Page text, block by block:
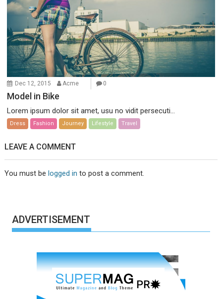
Dec 12, 2015 Acme 0
Model in Bike
Lorem ipsum dolor sit amet, usu no vidit persecuti...
Dress Fashion Journey Lifestyle Travel
LEAVE A COMMENT
You must belogged in to post a comment.
ADVERTISEMENT